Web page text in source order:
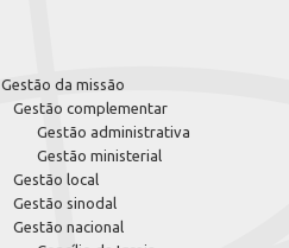
Gestão da missão
Gestão complementar
Gestão administrativa
Gestão ministerial
Gestão local
Gestão sinodal
Gestão nacional